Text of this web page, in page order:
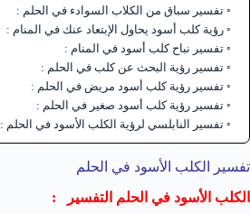
تفسير سباق من الكلاب السوادء في الحلم :
رؤية كلب أسود يحاول الإبتعاد عنك في المنام :
تفسير نباح كلب أسود في المنام :
تفسير رؤية البحث عن كلب في الحلم :
تفسير رؤية كلب أسود مريض في الحلم :
تفسير رؤية كلب أسود صغير في الحلم :
تفسير النابلسي لرؤية الكلب الأسود في الحلم :
تفسير الكلب الأسود في الحلم
الكلب الأسود في الحلم التفسير :